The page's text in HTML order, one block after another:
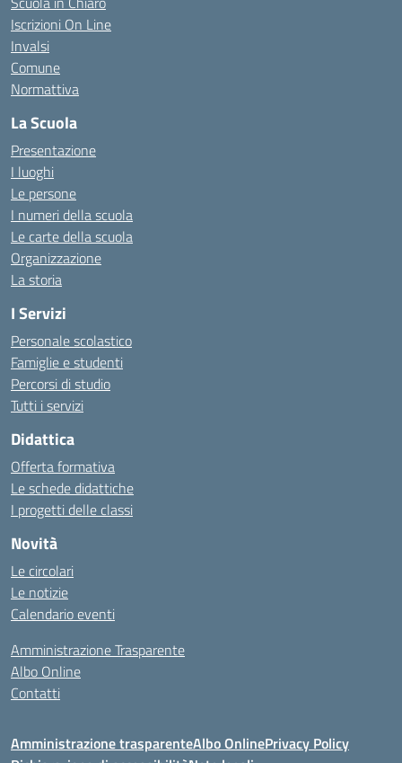
Iscrizioni On Line
Invalsi
Comune
Normattiva
La Scuola
Presentazione
I luoghi
Le persone
I numeri della scuola
Le carte della scuola
Organizzazione
La storia
I Servizi
Personale scolastico
Famiglie e studenti
Percorsi di studio
Tutti i servizi
Didattica
Offerta formativa
Le schede didattiche
I progetti delle classi
Novità
Le circolari
Le notizie
Calendario eventi
Amministrazione Trasparente
Albo Online
Contatti
Amministrazione trasparenteAlbo OnlinePrivacy Policy